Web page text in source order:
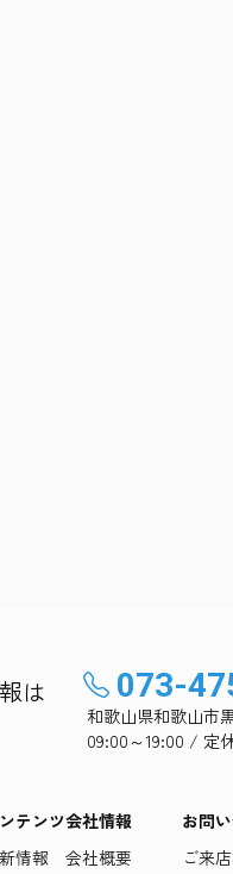
は
073-
和歌山県和歌山市
09:00～19:00 / 定
テンツ
情報
会社情報
会社概要
お問
ご来